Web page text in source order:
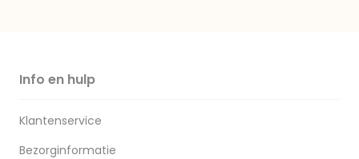
Info en hulp
Klantenservice
Bezorginformatie